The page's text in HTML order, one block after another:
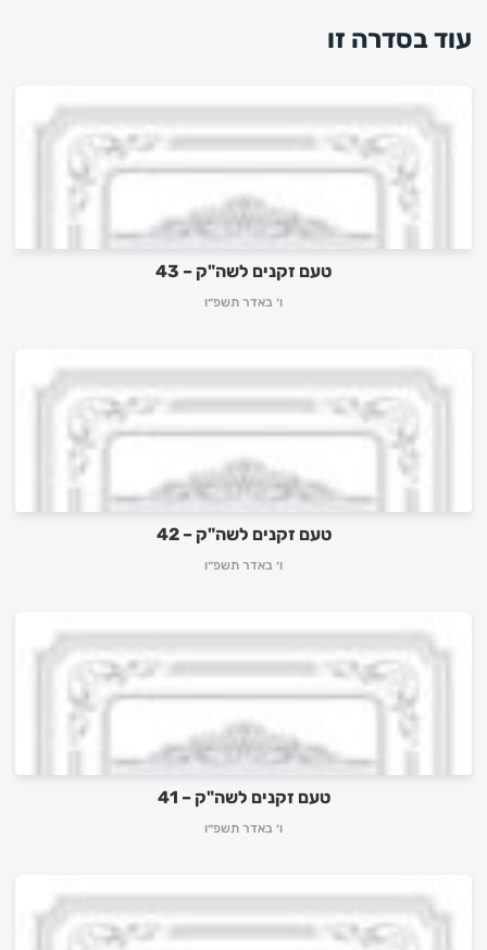
עוד בסדרה זו
טעם זקנים לשה"ק – 43
ו׳ באדר תשפ״ו
טעם זקנים לשה"ק – 42
ו׳ באדר תשפ״ו
טעם זקנים לשה"ק – 41
ו׳ באדר תשפ״ו